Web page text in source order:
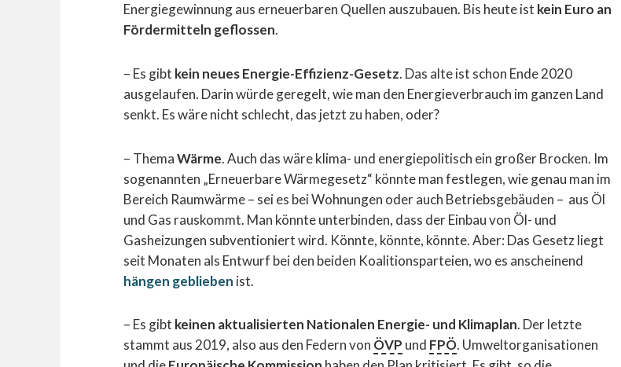
Energiegewinnung aus erneuerbaren Quellen auszubauen. Bis heute ist kein Euro an
Fördermitteln geflossen.
– Es gibt kein neues Energie-Effizienz-Gesetz. Das alte ist schon Ende 2020
ausgelaufen. Darin würde geregelt, wie man den Energieverbrauch im ganzen Land
senkt. Es wäre nicht schlecht, das jetzt zu haben, oder?
– ThemaWärme. Auch das wäre klima- und energiepolitisch ein großer Brocken. Im
sogenannten „Erneuerbare Wärmegesetz“ könnte man festlegen, wie genau man im
Bereich Raumwärme – sei es bei Wohnungen oder auch Betriebsgebäuden – aus Öl
und Gas rauskommt. Man könnte unterbinden, dass der Einbau von Öl- und
Gasheizungen subventioniert wird. Könnte, könnte, könnte. Aber: Das Gesetz liegt
seit Monaten als Entwurf bei den beiden Koalitionsparteien, wo es anscheinend
hängen geblieben ist.
– Es gibt keinen aktualisierten Nationalen Energie- und Klimaplan. Der letzte
stammt aus 2019, also aus den Federn von ÖVP und FPÖ. Umweltorganisationen